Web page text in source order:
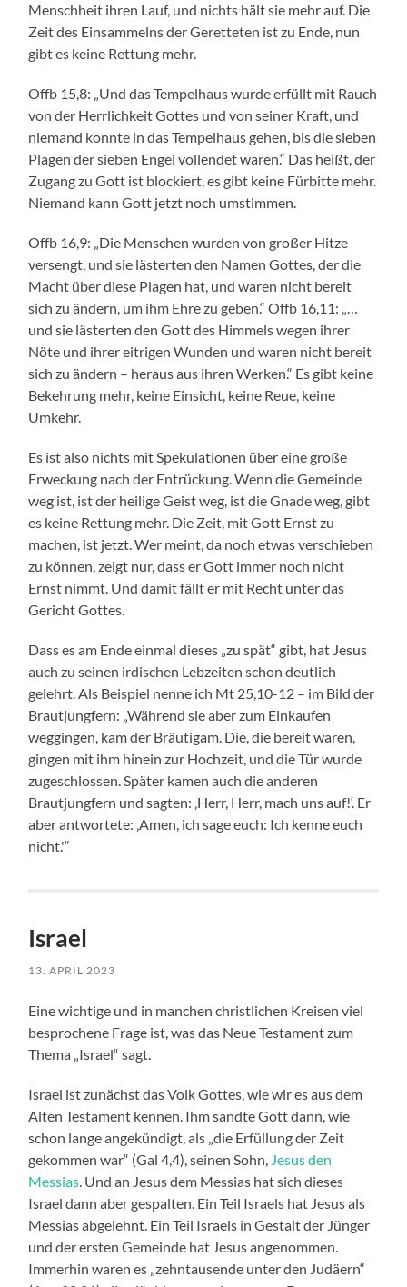
Menschheit ihren Lauf, und nichts hält sie mehr auf. Die
Zeit des Einsammelns der Geretteten ist zu Ende, nun
gibt es keine Rettung mehr.
Offb 15,8: „Und das Tempelhaus wurde erfüllt mit Rauch
von der Herrlichkeit Gottes und von seiner Kraft, und
niemand konnte in das Tempelhaus gehen, bis die sieben
Plagen der sieben Engel vollendet waren.“ Das heißt, der
Zugang zu Gott ist blockiert, es gibt keine Fürbitte mehr.
Niemand kann Gott jetzt noch umstimmen.
Offb 16,9: „Die Menschen wurden von großer Hitze
versengt, und sie lästerten den Namen Gottes, der die
Macht über diese Plagen hat, und waren nicht bereit
sich zu ändern, um ihm Ehre zu geben.“ Offb 16,11: „…
und sie lästerten den Gott des Himmels wegen ihrer
Nöte und ihrer eitrigen Wunden und waren nicht bereit
sich zu ändern – heraus aus ihren Werken.“ Es gibt keine
Bekehrung mehr, keine Einsicht, keine Reue, keine
Umkehr.
Es ist also nichts mit Spekulationen über eine große
Erweckung nach der Entrückung. Wenn die Gemeinde
weg ist, ist der heilige Geist weg, ist die Gnade weg, gibt
es keine Rettung mehr. Die Zeit, mit Gott Ernst zu
machen, ist jetzt. Wer meint, da noch etwas verschieben
zu können, zeigt nur, dass er Gott immer noch nicht
Ernst nimmt. Und damit fällt er mit Recht unter das
Gericht Gottes.
Dass es am Ende einmal dieses „zu spät“ gibt, hat Jesus
auch zu seinen irdischen Lebzeiten schon deutlich
gelehrt. Als Beispiel nenne ich Mt 25,10-12 – im Bild der
Brautjungfern: „Während sie aber zum Einkaufen
weggingen, kam der Bräutigam. Die, die bereit waren,
gingen mit ihm hinein zur Hochzeit, und die Tür wurde
zugeschlossen. Später kamen auch die anderen
Brautjungfern und sagten: ‚Herr, Herr, mach uns auf!‘. Er
aber antwortete: ‚Amen, ich sage euch: Ich kenne euch
nicht.'“
Israel
13. APRIL 2023
Eine wichtige und in manchen christlichen Kreisen viel
besprochene Frage ist, was das Neue Testament zum
Thema „Israel“ sagt.
Israel ist zunächst das Volk Gottes, wie wir es aus dem
Alten Testament kennen. Ihm sandte Gott dann, wie
schon lange angekündigt, als „die Erfüllung der Zeit
gekommen war“ (Gal 4,4), seinen Sohn, Jesus den
Messias. Und an Jesus dem Messias hat sich dieses
Israel dann aber gespalten. Ein Teil Israels hat Jesus als
Messias abgelehnt. Ein Teil Israels in Gestalt der Jünger
und der ersten Gemeinde hat Jesus angenommen.
Immerhin waren es „zehntausende unter den Judäern“